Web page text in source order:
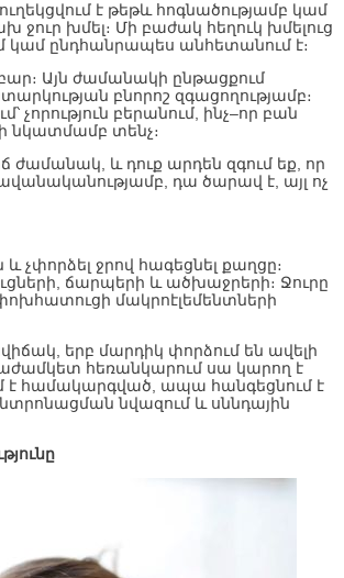
է թեթև հոգնածությամբ կամ
խմել։ Մի բաժակ հեղուկ խմելուց
կամ ընդհանրապես անհետանում է։
Այն ժամանակի ընթացքում
բնորոշ զգացողությամբ։
բերանում, ինչ–որ բան
նկատմամբ տենչ։
ժամանակ, և դուք արդեն զգում եք, որ
դա ծարավ է, այլ ոչ
չփորձել ջրով հագեցնել քաղցը։
ճարպերի և ածխաջրերի։ Ջուրը
մակրոէլեմենտների
երբ մարդիկ փորձում են ավելի
հեռանկարում սա կարող է
է համակարգված, ապա հանգեցնում է
նվազում և սննդային